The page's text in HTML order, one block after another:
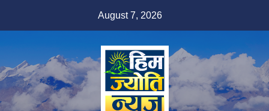
August 7, 2026